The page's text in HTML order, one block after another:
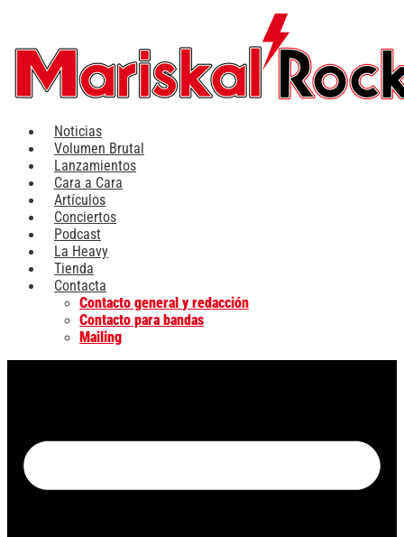
contenido
Noticias
Volumen Brutal
Lanzamientos
Cara a Cara
Artículos
Conciertos
Podcast
La Heavy
Tienda
Contacta
Contacto general y redacción
Contacto para bandas
Mailing